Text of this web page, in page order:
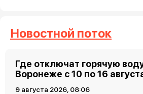
Новостной поток
Где отключат горячую
Воронеже с 10 по 16
9 августа 2026, 08:06